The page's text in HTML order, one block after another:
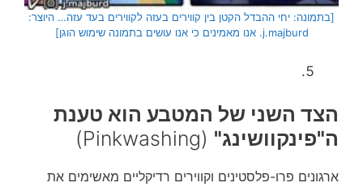
[בתמונה: יחי ההבדל הקטן בין קווירים בעזה לקווירים בעד עזה… היוצר:
j.majburd. אנו מאמינים כי אנו עושים בתמונה שימוש הוגן]
הצד השני של המטבע הוא טענת
ה"פינקוושינג" (Pinkwashing)
ארגונים פרו-פלסטינים וקווירים רדיקליים מאשימים את